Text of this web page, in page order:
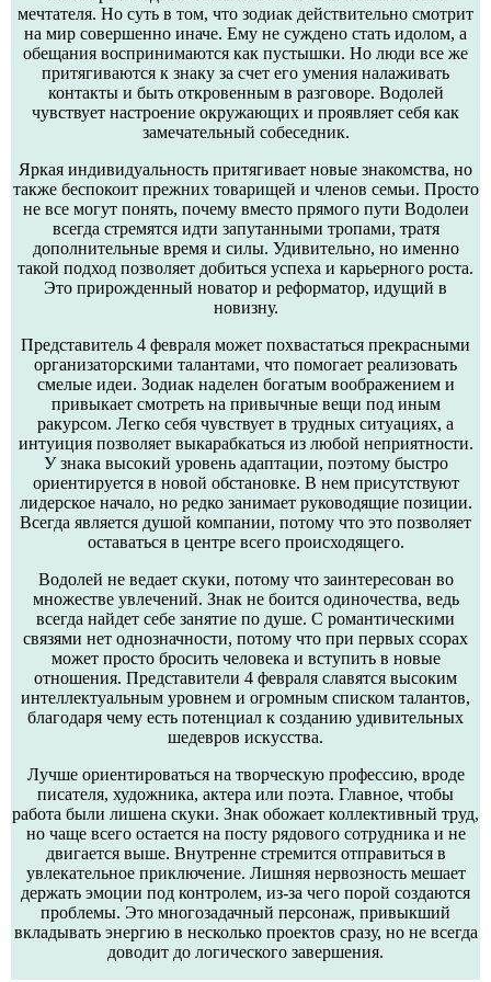
мечтателя. Но суть в том, что зодиак действительно смотрит
на мир совершенно иначе. Ему не суждено стать идолом, а
обещания воспринимаются как пустышки. Но люди все же
притягиваются к знаку за счет его умения налаживать
контакты и быть откровенным в разговоре. Водолей
чувствует настроение окружающих и проявляет себя как
замечательный собеседник.
Яркая индивидуальность притягивает новые знакомства, но
также беспокоит прежних товарищей и членов семьи. Просто
не все могут понять, почему вместо прямого пути Водолеи
всегда стремятся идти запутанными тропами, тратя
дополнительные время и силы. Удивительно, но именно
такой подход позволяет добиться успеха и карьерного роста.
Это прирожденный новатор и реформатор, идущий в
новизну.
Представитель 4 февраля может похвастаться прекрасными
организаторскими талантами, что помогает реализовать
смелые идеи. Зодиак наделен богатым воображением и
привыкает смотреть на привычные вещи под иным
ракурсом. Легко себя чувствует в трудных ситуациях, а
интуиция позволяет выкарабкаться из любой неприятности.
У знака высокий уровень адаптации, поэтому быстро
ориентируется в новой обстановке. В нем присутствуют
лидерское начало, но редко занимает руководящие позиции.
Всегда является душой компании, потому что это позволяет
оставаться в центре всего происходящего.
Водолей не ведает скуки, потому что заинтересован во
множестве увлечений. Знак не боится одиночества, ведь
всегда найдет себе занятие по душе. С романтическими
связями нет однозначности, потому что при первых ссорах
может просто бросить человека и вступить в новые
отношения. Представители 4 февраля славятся высоким
интеллектуальным уровнем и огромным списком талантов,
благодаря чему есть потенциал к созданию удивительных
шедевров искусства.
Лучше ориентироваться на творческую профессию, вроде
писателя, художника, актера или поэта. Главное, чтобы
работа были лишена скуки. Знак обожает коллективный труд,
но чаще всего остается на посту рядового сотрудника и не
двигается выше. Внутренне стремится отправиться в
увлекательное приключение. Лишняя нервозность мешает
держать эмоции под контролем, из-за чего порой создаются
проблемы. Это многозадачный персонаж, привыкший
вкладывать энергию в несколько проектов сразу, но не всегда
доводит до логического завершения.